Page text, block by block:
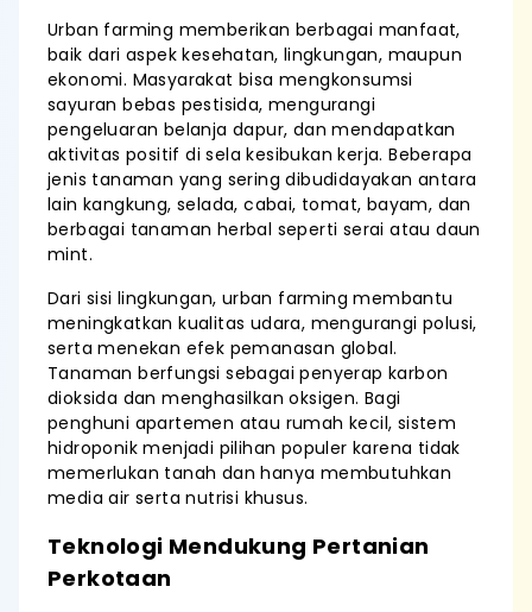
Urban farming memberikan berbagai manfaat,
baik dari aspek kesehatan, lingkungan, maupun
ekonomi. Masyarakat bisa mengkonsumsi
sayuran bebas pestisida, mengurangi
pengeluaran belanja dapur, dan mendapatkan
aktivitas positif di sela kesibukan kerja. Beberapa
jenis tanaman yang sering dibudidayakan antara
lain kangkung, selada, cabai, tomat, bayam, dan
berbagai tanaman herbal seperti serai atau daun
mint.
Dari sisi lingkungan, urban farming membantu
meningkatkan kualitas udara, mengurangi polusi,
serta menekan efek pemanasan global.
Tanaman berfungsi sebagai penyerap karbon
dioksida dan menghasilkan oksigen. Bagi
penghuni apartemen atau rumah kecil, sistem
hidroponik menjadi pilihan populer karena tidak
memerlukan tanah dan hanya membutuhkan
media air serta nutrisi khusus.
Teknologi Mendukung Pertanian
Perkotaan